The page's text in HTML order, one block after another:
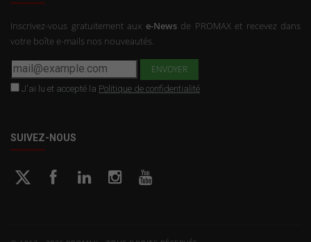
Inscrivez-vous gratuitement aux e-Newsde PROMAX et recevez dans
votre boîte e-mails nos nouveautés.
J'ai lu et accepté la Politique de confidentialité
SUIVEZ-NOUS